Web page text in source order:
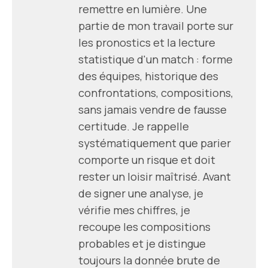
remettre en lumière. Une
partie de mon travail porte sur
les pronostics et la lecture
statistique d'un match : forme
des équipes, historique des
confrontations, compositions,
sans jamais vendre de fausse
certitude. Je rappelle
systématiquement que parier
comporte un risque et doit
rester un loisir maîtrisé. Avant
de signer une analyse, je
vérifie mes chiffres, je
recoupe les compositions
probables et je distingue
toujours la donnée brute de